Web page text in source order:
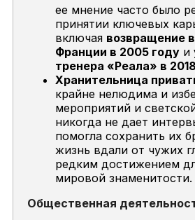
ее мнение часто было
принятии ключевых
включая возвращение
Франции в 2005 году и
тренера «Реала» в
Хранительница
крайне нелюдима и
мероприятий и
никогда не дает
помогла сохранить их
жизнь вдали от чужих
редким достижением
мировой знаменитости.
Общественная